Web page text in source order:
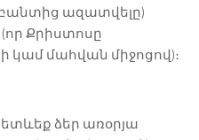
ազատվելը)
Քրիստոսը
կամ մահվան միջոցով)։
ձեր առօրյա